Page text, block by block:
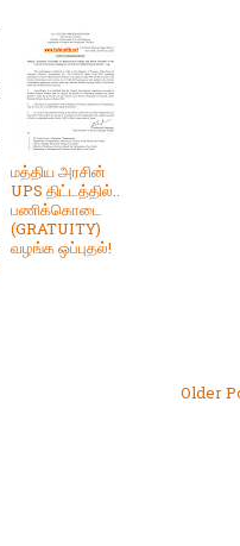
மத்திய அரசின்
UPS திட்டத்தில்..
பணிக்கொடை
(GRATUITY)
வழங்க ஒப்புதல்!
Older